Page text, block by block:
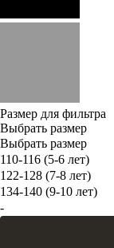
Размер для фильтра
Выбрать размер
Выбрать размер
110-116 (5-6 лет)
122-128 (7-8 лет)
134-140 (9-10 лет)
-